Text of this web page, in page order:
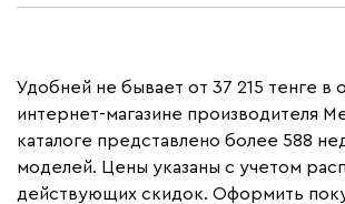
Удобней не бывает от 37 215 тенге в
интернет-магазине производителя
каталоге представлено более 588
моделей. Цены указаны с учетом
действующих скидок. Оформить